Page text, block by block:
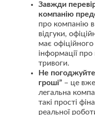
Завжди
компанію
про компанію в
відгуки,
має
інформації
тривоги.
Не
гроші” – це
легальна
такі прості
реальної